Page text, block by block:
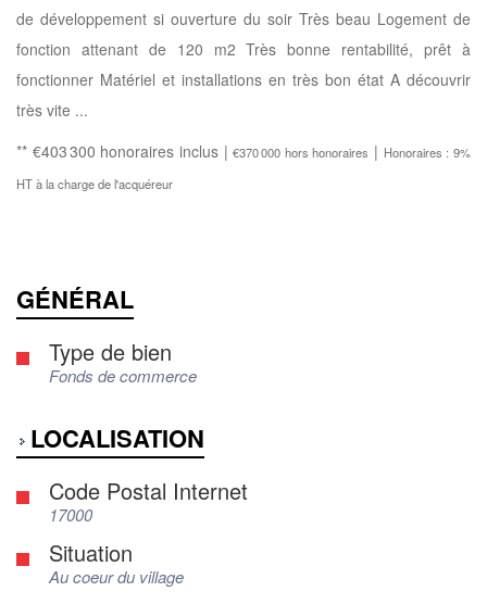
de développement si ouverture du soir Très beau Logement de
fonction attenant de 120 m2 Très bonne rentabilité, prêt à
fonctionner Matériel et installations en très bon état A découvrir
très vite ...
** €403 300 honoraires inclus |€370 000 hors honoraires | Honoraires : 9%
HT à la charge de l'acquéreur
GÉNÉRAL
Type de bien
Fonds de commerce
LOCALISATION
Code Postal Internet
17000
Situation
Au coeur du village